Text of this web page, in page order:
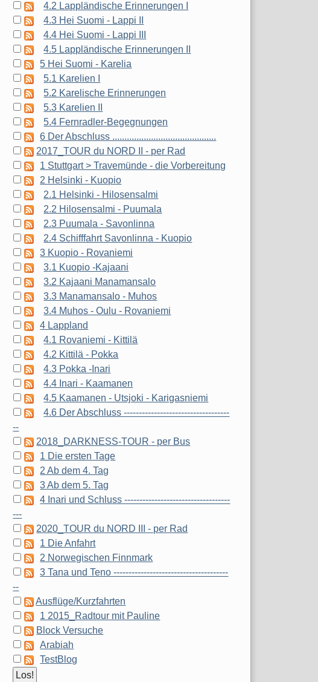
4.2 Lappländische Erinnerungen I
4.3 Hei Suomi - Lappi II
4.4 Hei Suomi - Lappi III
4.5 Lappländische Erinnerungen II
5 Hei Suomi - Karelia
5.1 Karelien I
5.2 Karelische Erinnerungen
5.3 Karelien II
5.4 Fernradler-Begegnungen
6 Der Abschluss ...........................................
2017_TOUR du NORD II - per Rad
1 Stuttgart > Travemünde - die Vorbereitung
2 Helsinki - Kuopio
2.1 Helsinki - Hilosensalmi
2.2 Hilosensalmi - Puumala
2.3 Puumala - Savonlinna
2.4 Schifffahrt Savonlinna - Kuopio
3 Kuopio - Rovaniemi
3.1 Kuopio -Kajaani
3.2 Kajaani Manamansalo
3.3 Manamansalo - Muhos
3.4 Muhos - Oulu - Rovaniemi
4 Lappland
4.1 Rovaniemi - Kittilä
4.2 Kittilä - Pokka
4.3 Pokka -Inari
4.4 Inari - Kaamanen
4.5 Kaamanen - Utsjoki - Karigasniemi
4.6 Der Abschluss -----------------------------------
--
2018_DARKNESS-TOUR - per Bus
1 Die ersten Tage
2 Ab dem 4. Tag
3 Ab dem 5. Tag
4 Inari und Schluss -----------------------------------
---
2020_TOUR du NORD III - per Rad
1 Die Anfahrt
2 Norwegischen Finnmark
3 Tana und Teno --------------------------------------
--
Ausflüge/Kurzfahrten
1 2015_Radtour mit Pauline
Block Versuche
Arabiah
TestBlog